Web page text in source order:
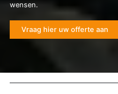
wensen.
Vraag hier uw offerte aan